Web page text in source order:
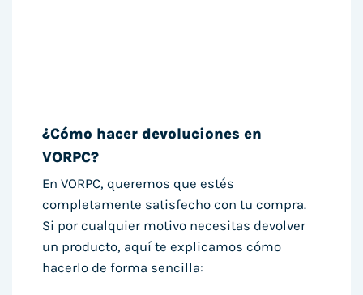
¿Cómo hacer devoluciones en
VORPC?
En VORPC, queremos que estés
completamente satisfecho con tu compra.
Si por cualquier motivo necesitas devolver
un producto, aquí te explicamos cómo
hacerlo de forma sencilla: